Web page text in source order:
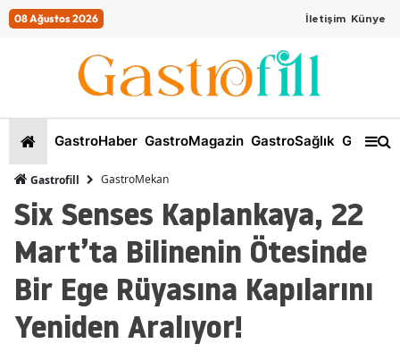
08 Ağustos 2026 İletişim Künye
GastroHaber GastroMagazin GastroSağlık
Gastrofill GastroMekan
Six Senses Kaplankaya, 22
Mart’ta Bilinenin Ötesinde
Bir Ege Rüyasına Kapılarını
Yeniden Aralıyor!